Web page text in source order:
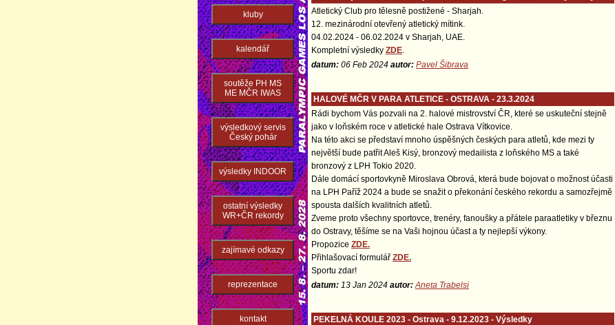
Atletický Club pro tělesně postižené - Sharjah.
12. mezinárodní otevřený atletický mítink.
04.02.2024 - 06.02.2024 v Sharjah, UAE.
Kompletní výsledky ZDE.
datum: 06 Feb 2024 autor: Pavel Šibrava
HALOVÉ MČR V PARA ATLETICE - OSTRAVA - 23.3.2024
Rádi bychom Vás pozvali na 2. halové mistrovství ČR, které se uskuteční stejně
jako v loňském roce v atletické hale Ostrava Vítkovice.
Na této akci se představí mnoho úspěšných českých para atletů, kde mezi ty
největší bude patřit Aleš Kisý, bronzový medailista z loňského MS a také
bronzový z LPH Tokio 2020.
Dále domácí sportovkyně Miroslava Obrová, která bude bojovat o možnost účasti
na LPH Paříž 2024 a bude se snažit o překonání českého rekordu a samozřejmě
spousta dalších kvalitních atletů.
Zveme proto všechny sportovce, trenéry, fanoušky a přátele paraatletiky v březnu
do Ostravy, těšíme se na Vaši hojnou účast a ty nejlepší výkony.
Propozice ZDE.
Přihlašovací formulář ZDE.
Sportu zdar!
datum: 13 Jan 2024 autor: Aneta Trabelsi
PEKELNÁ KOULE 2023 - Ostrava - 9.12.2023 - Výsledky
kluby
kalendář
soutěže PH MS
ME MČR IWAS
výsledkový servis
Český pohár
výsledky INDOOR
ostatní výsledky
WR+ČR rekordy
zajímavé odkazy
reprezentace
kontakt